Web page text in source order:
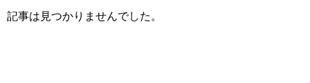
記事は見つかりませんでした。